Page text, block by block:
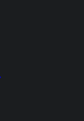
portée
avec un
me
soins.